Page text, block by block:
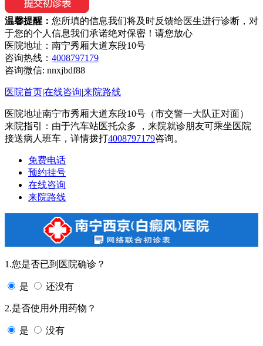
温馨提醒： 您所填的信息我们将及时反馈给医生进行诊断，对
于您的个人信息我们承诺绝对保密！请您放心
医院地址：南宁秀厢大道东段10号
咨询热线： 4008797179
咨询微信: nnxjbdf88
医院首页|在线咨询|来院路线
医院地址南宁市秀厢大道东段10号（市交警一大队正对面）
来院指引：由于汽车站医托众多 ，来院就诊朋友可乘坐医院
接送病人班车，详情拨打4008797179咨询。
免费电话
预约挂号
在线咨询
来院路线
1.您是否已到医院确诊？
是 还没有
2.是否使用外用药物？
是 没有